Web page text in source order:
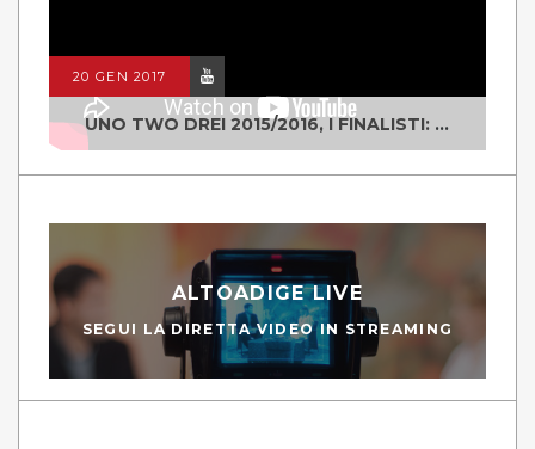
20 GEN 2017
UNO TWO DREI 2015/2016, I FINALISTI: CLASSE IV ALS ISTITUTO "DEGASPERI" BORGO VALSUGANA
ALTOADIGE LIVE
SEGUI LA DIRETTA VIDEO IN STREAMING